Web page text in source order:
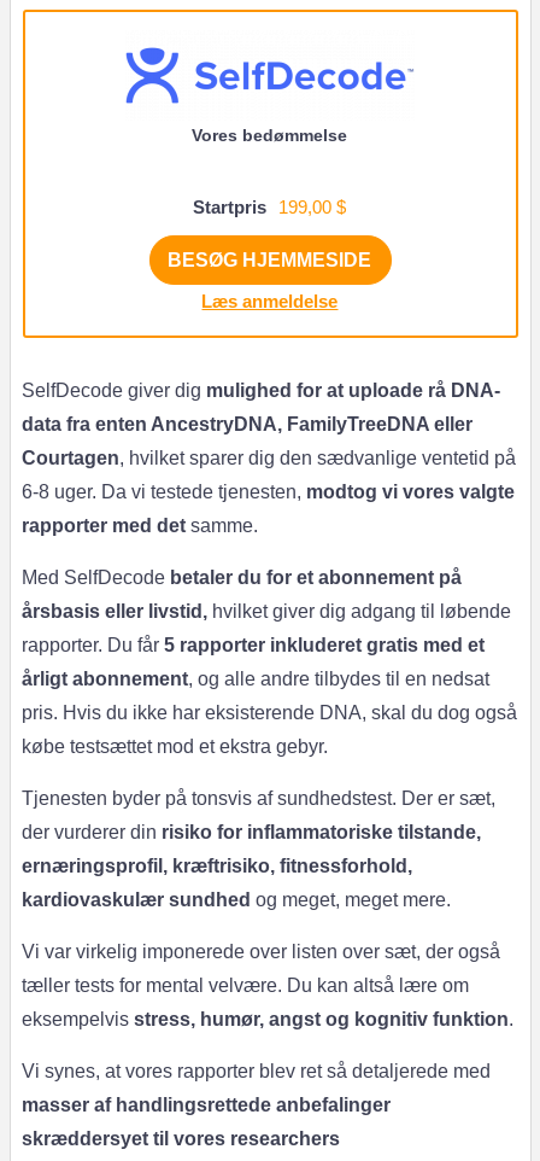
Startpris 199,00 $
Vores bedømmelse
BESØG HJEMMESIDE
Læs anmeldelse
SelfDecode giver dig mulighed for at uploade rå DNA-
data fra enten AncestryDNA, FamilyTreeDNA eller
Courtagen, hvilket sparer dig den sædvanlige ventetid på
6-8 uger. Da vi testede tjenesten, modtog vi vores valgte
rapporter med det samme.
Med SelfDecode betaler du for et abonnement på
årsbasis eller livstid, hvilket giver dig adgang til løbende
rapporter. Du får5 rapporter inkluderet gratis med et
årligt abonnement, og alle andre tilbydes til en nedsat
pris. Hvis du ikke har eksisterende DNA, skal du dog også
købe testsættet mod et ekstra gebyr.
Tjenesten byder på tonsvis af sundhedstest. Der er sæt,
der vurderer din risiko for inflammatoriske tilstande,
ernæringsprofil, kræftrisiko, fitnessforhold,
kardiovaskulær sundhedog meget, meget mere.
Vi var virkelig imponerede over listen over sæt, der også
tæller tests for mental velvære. Du kan altså lære om
eksempelvisstress, humør, angst og kognitiv funktion.
Vi synes, at vores rapporter blev ret så detaljerede med
masser af handlingsrettede anbefalinger
skræddersyet til vores researchers